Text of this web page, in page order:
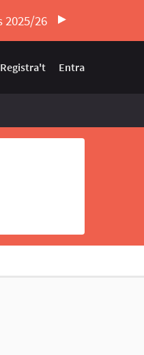
26
Elegir el idioma
Registra't Entra